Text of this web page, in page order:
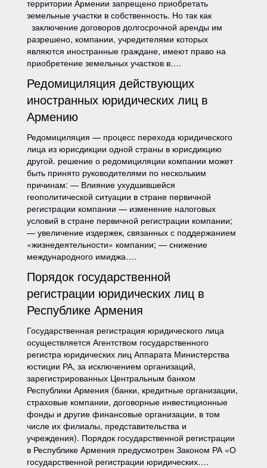
территории Армении запрещено приобретать
земельные участки в собственность. Но так как
заключение договоров долгосрочной аренды им
разрешено, компании, учредителями которых
являются иностранные граждане, имеют право на
приобретение земельных участков в….
Редомициляция действующих
иностранных юридических лиц в
Армению
Редомициляция — процесс перехода юридического
лица из юрисдикции одной страны в юрисдикцию
другой. решение о редомициляции компании может
быть принято руководителями по нескольким
причинам: — Влияние ухудшившейся
геополитической ситуации в стране первичной
регистрации компании — изменение налоговых
условий в стране первичной регистрации компании;
— увеличение издержек, связанных с поддержанием
«жизнедеятельности» компании; — снижение
международного имиджа….
Порядок государственной
регистрации юридических лиц в
Республике Армения
Государственная регистрация юридического лица
осуществляется Агентством государственного
регистра юридических лиц Аппарата Министерства
юстиции РА, за исключением организаций,
зарегистрированных Центральным банком
Республики Армения (банки, кредитные организации,
страховые компании, договорные инвестиционные
фонды и другие финансовые организации, в том
числе их филиалы, представительства и
учреждения). Порядок государственной регистрации
в Республике Армения предусмотрен Законом РА «О
государственной регистрации юридических….